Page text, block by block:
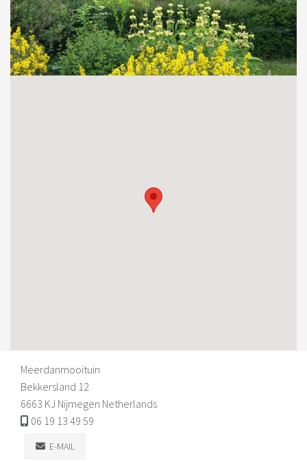
Meerdanmooituin
Bekkersland 12
6663 KJ Nijmegen Netherlands
06 19 13 49 59
E-MAIL